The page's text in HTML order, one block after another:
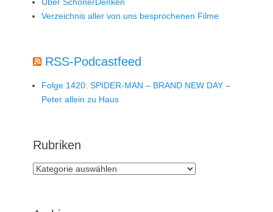
Verzeichnis aller von uns besprochenen Filme
RSS-Podcastfeed
Folge 1420: SPIDER-MAN – BRAND NEW DAY –
Peter allein zu Haus
Rubriken
Rubriken